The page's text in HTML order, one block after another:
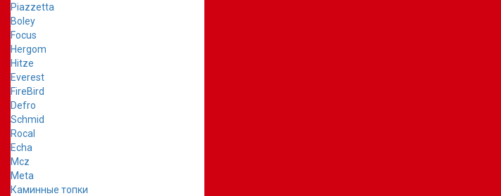
Piazzetta
Boley
Focus
Hergom
Hitze
Everest
FireBird
Defro
Schmid
Rocal
Echa
Mcz
Meta
Каминные топки